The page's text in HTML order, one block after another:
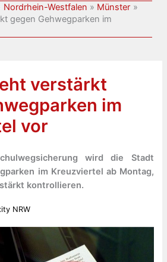
Nordrhein-Westfalen
Münster
gegen Gehwegparken im
verstärkt
im
vor
wird die Stadt
im Kreuzviertel ab Montag,
kontrollieren.
NRW